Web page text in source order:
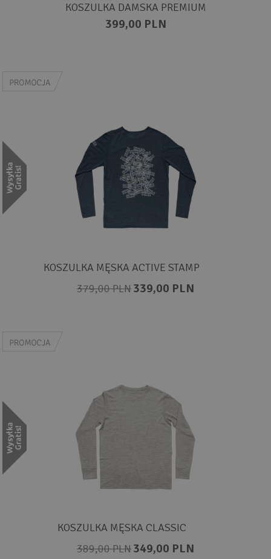
KOSZULKA DAMSKA PREMIUM
399,00 PLN
KOSZULKA MĘSKA ACTIVE STAMP
379,00 PLN339,00 PLN
KOSZULKA MĘSKA CLASSIC
389,00 PLN349,00 PLN